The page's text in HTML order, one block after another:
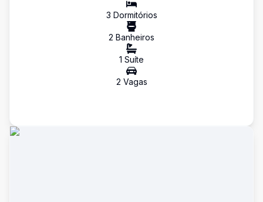
3 Dormitórios
2 Banheiros
1 Suíte
2 Vagas